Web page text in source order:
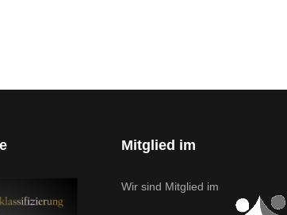
Mitglied im
Wir sind Mitglied im